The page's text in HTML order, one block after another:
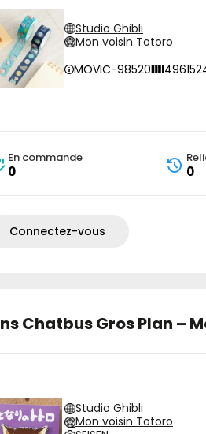
Studio Ghibli
Mon voisin Totoro
MOVIC-98520
En commande
0 0
Connectez-vous
Chatbus Gros Plan –
Studio Ghibli
Mon voisin Totoro